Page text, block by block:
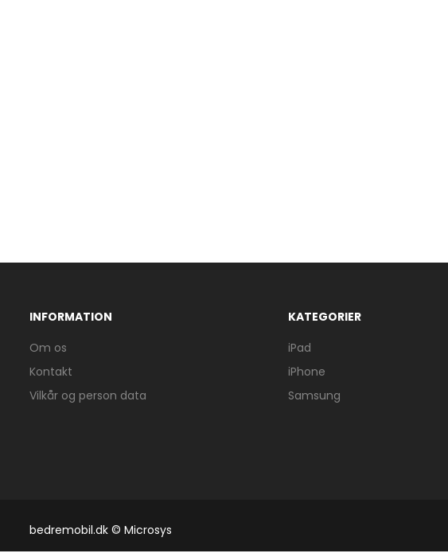
INFORMATION
Om os
Kontakt
Vilkår og person data
KATEGORIER
iPad
iPhone
Samsung
bedremobil.dk © Microsys